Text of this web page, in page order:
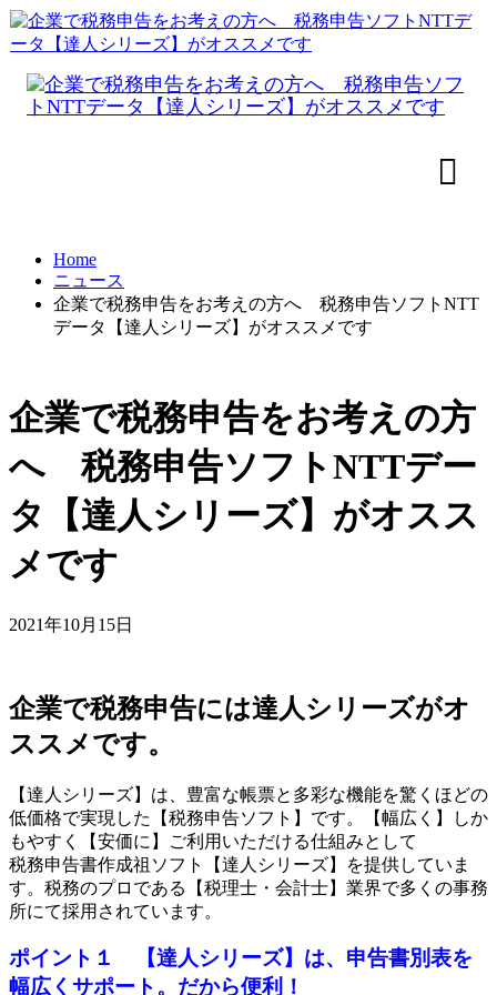
Home
ニュース
企業で税務申告をお考えの方へ 税務申告ソフトNTT
データ【達人シリーズ】がオススメです
企業で税務申告をお考えの方
へ 税務申告ソフトNTTデー
タ【達人シリーズ】がオスス
メです
2021年10月15日
企業で税務申告には達人シリーズがオ
ススメです。
【達人シリーズ】は、豊富な帳票と多彩な機能を驚くほどの
低価格で実現した【税務申告ソフト】です。【幅広く】しか
もやすく【安価に】ご利用いただける仕組みとして
税務申告書作成祖ソフト【達人シリーズ】を提供していま
す。税務のプロである【税理士・会計士】業界で多くの事務
所にて採用されています。
ポイント１ 【達人シリーズ】は、申告書別表を
幅広くサポート。だから便利！